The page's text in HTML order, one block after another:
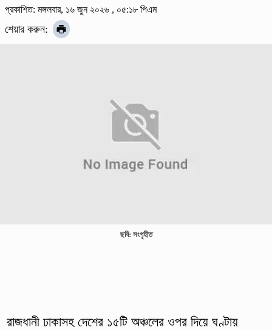
প্রকাশিত: মঙ্গলবার, ১৬ জুন ২০২৬ , ০৫:১৮ পিএম
শেয়ার করুন:
ছবি: সংগৃহীত
রাজধানী ঢাকাসহ দেশের ১৫টি অঞ্চলের ওপর দিয়ে ঘণ্টায়